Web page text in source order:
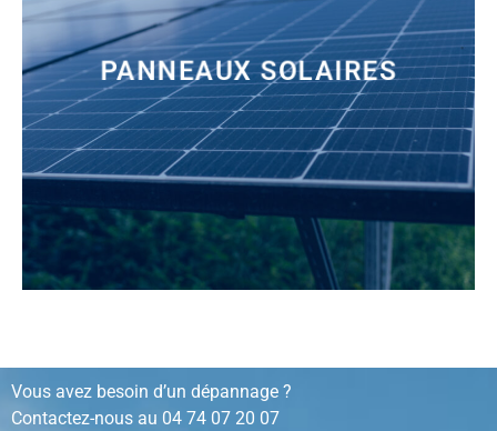
PANNEAUX SOLAIRES
installation, rénovation, dépannage…
Vous avez besoin d’un dépannage ?
Contactez-nous au 04 74 07 20 07